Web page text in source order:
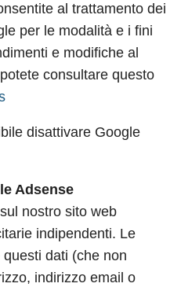
al trattamento dei
per le modalità e i fini
e modifiche al
consultare questo
disattivare Google
Adsense
nostro sito web
indipendenti. Le
dati (che non
indirizzo email o